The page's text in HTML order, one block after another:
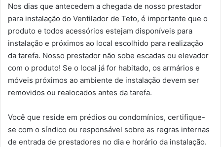
Nos dias que antecedem a chegada de nosso prestador
para instalação do Ventilador de Teto, é importante que o
produto e todos acessórios estejam disponíveis para
instalação e próximos ao local escolhido para realização
da tarefa. Nosso prestador não sobe escadas ou elevador
com o produto! Se o local já for habitado, os armários e
móveis próximos ao ambiente de instalação devem ser
removidos ou realocados antes da tarefa.
Você que reside em prédios ou condomínios, certifique-
se com o síndico ou responsável sobre as regras internas
de entrada de prestadores no dia e horário da instalação.